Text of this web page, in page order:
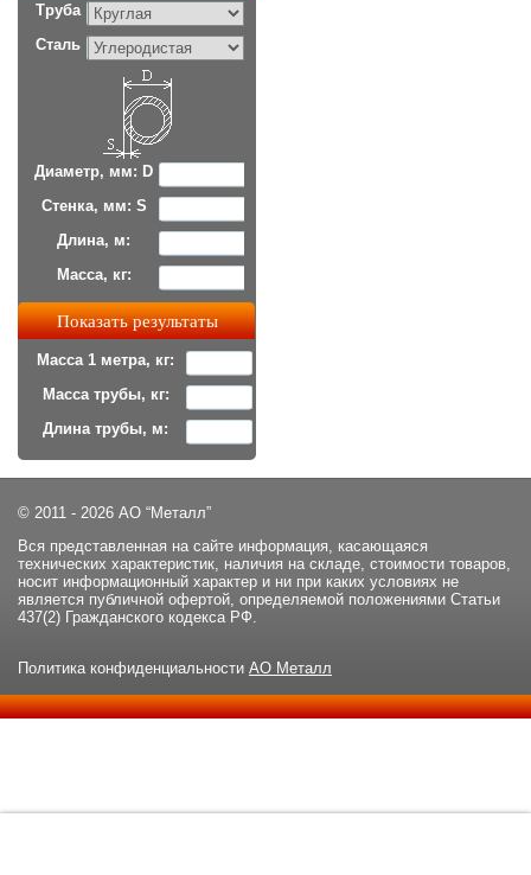
Труба
Сталь
Диаметр, мм: D
Стенка, мм: S
Длина, м:
Масса, кг:
Масса 1 метра, кг:
Масса трубы, кг:
Длина трубы, м:
© 2011 - 2026 АО “Металл”
Вся представленная на сайте информация, касающаяся
технических характеристик, наличия на складе, стоимости товаров,
носит информационный характер и ни при каких условиях не
является публичной офертой, определяемой положениями Статьи
437(2) Гражданского кодекса РФ.
Политика конфиденциальности АО Металл